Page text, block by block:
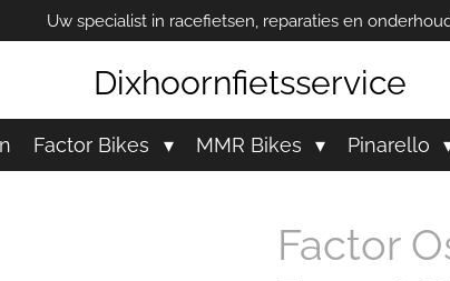
Uw specialist in racefietsen, reparaties en
Dixhoornfietsservice
Factor Bikes MMR Bikes Pinarello
Factor